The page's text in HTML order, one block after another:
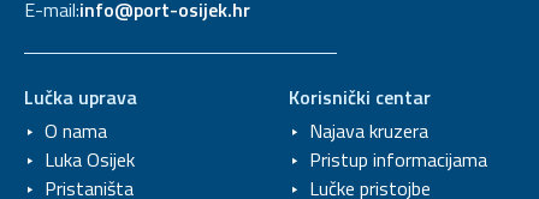
E-mail:info@port-osijek.hr
Lučka uprava
O nama
Luka Osijek
Pristaništa
Korisnički centar
Najava kruzera
Pristup informacijama
Lučke pristojbe